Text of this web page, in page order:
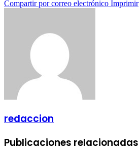
Compartir por correo electrónico Imprimir
redaccion
Publicaciones relacionadas